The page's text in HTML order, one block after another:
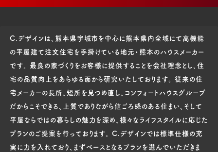
C.デザインは、熊本県宇城市を中心に熊本県内全域にて高機能
の平屋建て注文住宅を手掛けている地元・熊本のハウスメーカー
です。 最良の家づくりをお客様に提供することを会社理念とし、住
宅の品質向上をあらゆる面から研究いたしております。 従来の住
宅メーカーの長所、短所を見つめ直し、コンフォートハウスグループ
だからこそできる、上質でありながら値ごろ感のある住まい、そして
平屋ならではの暮らしの魅力を深め、様々なライフスタイルに応じた
プランのご提案を行っております。 C.デザインでは標準仕様の充
実に力を入れており、まずベースとなるプランを選んでいただきま